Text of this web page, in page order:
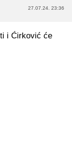
27.07.24. 23:36
i Ćirković će